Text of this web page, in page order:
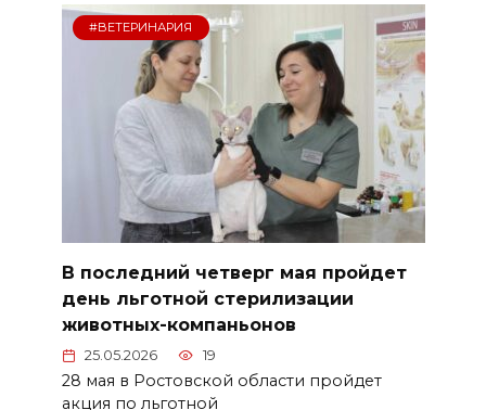
#ВЕТЕРИНАРИЯ
В последний четверг мая пройдет
день льготной стерилизации
животных-компаньонов
25.05.2026 19
28 мая в Ростовской области пройдет
акция по льготной